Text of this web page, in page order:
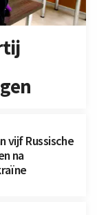
vijf Russische
na